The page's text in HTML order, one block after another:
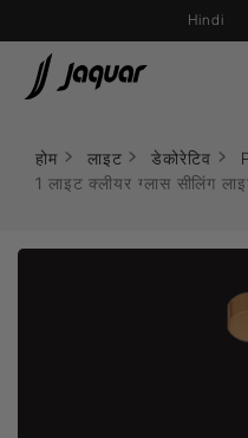
होम लाइट डेकोरेटिव
1 लाइट क्लीयर ग्लास सीलिंग